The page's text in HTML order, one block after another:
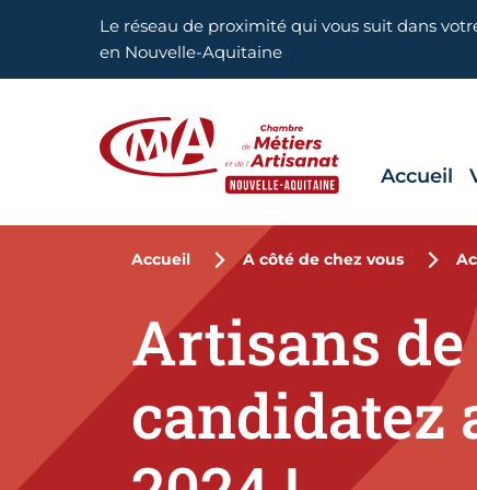
Aller en haut de pageLe réseau de proximité qui vous suit dans
en Nouvelle-Aquitaine
Accueil
Accueil A côté de chez vous
Artisans
candidatez